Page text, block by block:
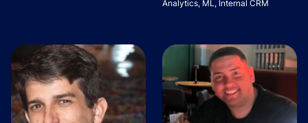
Analytics, ML, Internal CRM